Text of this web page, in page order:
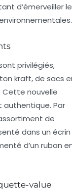
d’émerveiller le
privilégiés,
kraft, de sacs
Cette nouvelle
Par
de
dans un écrin
d’un ruban
value